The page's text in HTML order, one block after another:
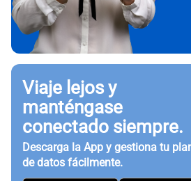
Viaje lejos y
manténgase
conectado siempre.
Descarga la App y gestiona tu
de datos fácilmente.